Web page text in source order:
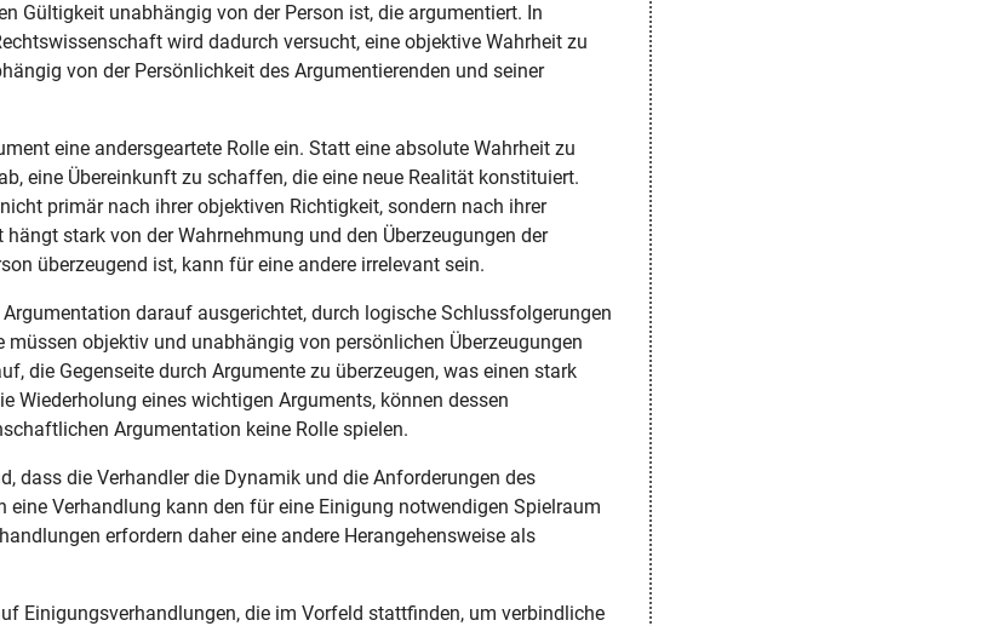
Gültigkeit unabhängig von der Person ist, die argumentiert. In
wird dadurch versucht, eine objektive Wahrheit zu
von der Persönlichkeit des Argumentierenden und seiner
eine andersgeartete Rolle ein. Statt eine absolute Wahrheit zu
eine Übereinkunft zu schaffen, die eine neue Realität konstituiert.
primär nach ihrer objektiven Richtigkeit, sondern nach ihrer
stark von der Wahrnehmung und den Überzeugungen der
überzeugend ist, kann für eine andere irrelevant sein.
darauf ausgerichtet, durch logische Schlussfolgerungen
müssen objektiv und unabhängig von persönlichen Überzeugungen
die Gegenseite durch Argumente zu überzeugen, was einen stark
Wiederholung eines wichtigen Arguments, können dessen
Argumentation keine Rolle spielen.
dass die Verhandler die Dynamik und die Anforderungen des
eine Verhandlung kann den für eine Einigung notwendigen Spielraum
erfordern daher eine andere Herangehensweise als
Einigungsverhandlungen, die im Vorfeld stattfinden, um verbindliche